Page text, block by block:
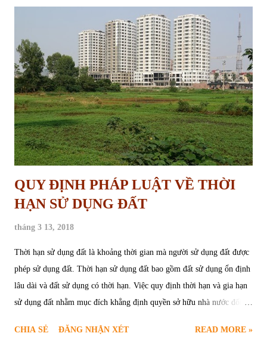
tối đa đối với mỗi loại đất mà cơ quan nhà nước có thẩm quyền được
giao cho mỗi hộ gia đình, cá nhân. Hạn mức giao đất nông nghiệp
quy định tại Điều 129 Luật Đất đai 2013. Theo đó, hạn mức giao đất
trồng cây hàng năm, đất nuôi trồng thủy sản, đất làm muối được xác
định như sau: + Các tỉnh, thành phố trực thuộc trung ương thuộc khu
vực Đông Nam Bộ và khu vực đồng bằng sông Cửu Long: kh...
QUY ĐỊNH PHÁP LUẬT VỀ THỜI
HẠN SỬ DỤNG ĐẤT
tháng 3 13, 2018
Thời hạn sử dụng đất là khoảng thời gian mà người sử dụng đất được
phép sử dụng đất. Thời hạn sử dụng đất bao gồm đất sử dụng ổn định
lâu dài và đất sử dụng có thời hạn. Việc quy định thời hạn và gia hạn
sử dụng đất nhằm mục đích khẳng định quyền sở hữu nhà nước đối
chỉnh đất đai theo quy hoạch, kế hoạch sử dụng đất . Tùy thuộc vào
CHIA SẺ ĐĂNG NHẬN XÉT READ MORE »